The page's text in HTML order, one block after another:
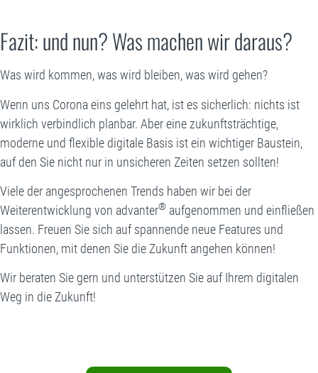
Fazit: und nun? Was machen wir daraus?
Was wird kommen, was wird bleiben, was wird gehen?
Wenn uns Corona eins gelehrt hat, ist es sicherlich: nichts ist
wirklich verbindlich planbar. Aber eine zukunftsträchtige,
moderne und flexible digitale Basis ist ein wichtiger Baustein,
auf den Sie nicht nur in unsicheren Zeiten setzen sollten!
Viele der angesprochenen Trends haben wir bei der
Weiterentwicklung von advanter® aufgenommen und einfließen
lassen. Freuen Sie sich auf spannende neue Features und
Funktionen, mit denen Sie die Zukunft angehen können!
Wir beraten Sie gern und unterstützen Sie auf Ihrem digitalen
Weg in die Zukunft!